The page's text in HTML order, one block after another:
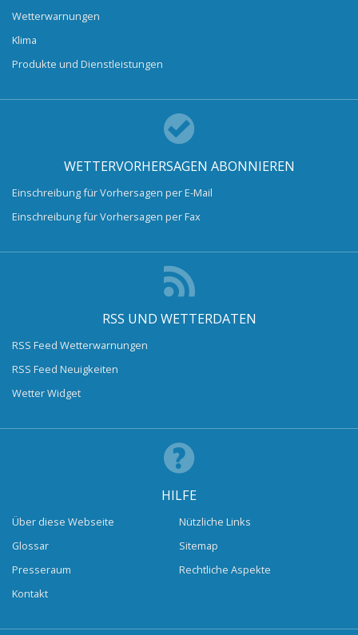
Wetterwarnungen
Klima
Produkte und Dienstleistungen
WETTERVORHERSAGEN ABONNIEREN
Einschreibung für Vorhersagen per E-Mail
Einschreibung für Vorhersagen per Fax
RSS UND WETTERDATEN
RSS Feed Wetterwarnungen
RSS Feed Neuigkeiten
Wetter Widget
HILFE
Über diese Webseite
Glossar
Presseraum
Kontakt
Nützliche Links
Sitemap
Rechtliche Aspekte